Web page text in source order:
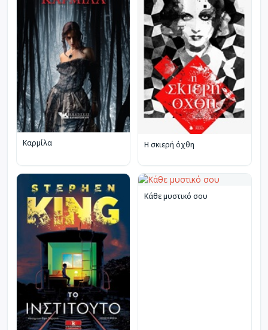
Καρμίλα Η σκιερή όχθη
Κάθε μυστικό σου